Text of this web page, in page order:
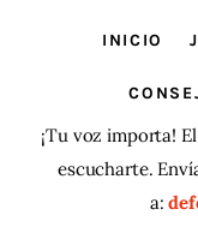
INICIO
¡Tu voz importa!
escucharte.
a: